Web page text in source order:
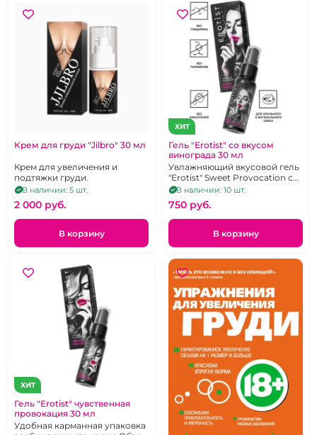
Крем для груди "Jilbro" 30 мл
Крем для увеличения и
подтяжки груди.
В наличии: 5 шт.
2 000 pуб.
В корзину
ХИТ
Гель "Erotist" со вкусом
винограда 30 мл
Увлажняющий вкусовой гель
"Erotist" Sweet Provocation с
регенерирующим эффектом
В наличии: 10 шт.
750 pуб.
В корзину
ХИТ
Гель "Erotist" чувственная
провокация 30 мл
Удобная карманная упаковка